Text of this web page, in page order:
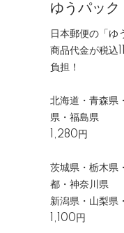
ゆうパック
日本郵便の「ゆ
商品代金が税込
負担！
北海道・青森県
県・福島県
1,280円
茨城県・栃木県
都・神奈川県
新潟県・山梨県
1,100円